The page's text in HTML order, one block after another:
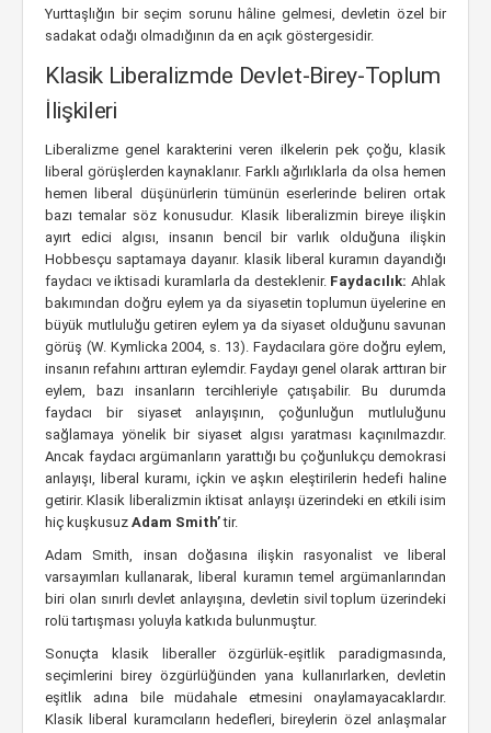
Yurttaşlığın bir seçim sorunu hâline gelmesi, devletin özel bir
sadakat odağı olmadığının da en açık göstergesidir.
Klasik Liberalizmde Devlet-Birey-Toplum
İlişkileri
Liberalizme genel karakterini veren ilkelerin pek çoğu, klasik
liberal görüşlerden kaynaklanır. Farklı ağırlıklarla da olsa hemen
hemen liberal düşünürlerin tümünün eserlerinde beliren ortak
bazı temalar söz konusudur. Klasik liberalizmin bireye ilişkin
ayırt edici algısı, insanın bencil bir varlık olduğuna ilişkin
Hobbesçu saptamaya dayanır. klasik liberal kuramın dayandığı
faydacı ve iktisadi kuramlarla da desteklenir. Faydacılık:Ahlak
bakımından doğru eylem ya da siyasetin toplumun üyelerine en
büyük mutluluğu getiren eylem ya da siyaset olduğunu savunan
görüş (W. Kymlicka 2004, s. 13). Faydacılara göre doğru eylem,
insanın refahını arttıran eylemdir. Faydayı genel olarak arttıran bir
eylem, bazı insanların tercihleriyle çatışabilir. Bu durumda
faydacı bir siyaset anlayışının, çoğunluğun mutluluğunu
sağlamaya yönelik bir siyaset algısı yaratması kaçınılmazdır.
Ancak faydacı argümanların yarattığı bu çoğunlukçu demokrasi
anlayışı, liberal kuramı, içkin ve aşkın eleştirilerin hedefi haline
getirir. Klasik liberalizmin iktisat anlayışı üzerindeki en etkili isim
hiç kuşkusuz Adam Smith’tir.
Adam Smith, insan doğasına ilişkin rasyonalist ve liberal
varsayımları kullanarak, liberal kuramın temel argümanlarından
biri olan sınırlı devlet anlayışına, devletin sivil toplum üzerindeki
rolü tartışması yoluyla katkıda bulunmuştur.
Sonuçta klasik liberaller özgürlük-eşitlik paradigmasında,
seçimlerini birey özgürlüğünden yana kullanırlarken, devletin
eşitlik adına bile müdahale etmesini onaylamayacaklardır.
Klasik liberal kuramcıların hedefleri, bireylerin özel anlaşmalar